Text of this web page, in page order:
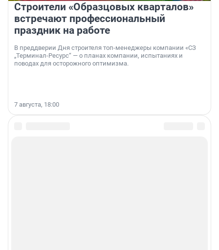
Строители «Образцовых кварталов»
встречают профессиональный
праздник на работе
В преддверии Дня строителя топ-менеджеры компании «СЗ
„Терминал-Ресурс“ — о планах компании, испытаниях и
поводах для осторожного оптимизма.
7 августа, 18:00